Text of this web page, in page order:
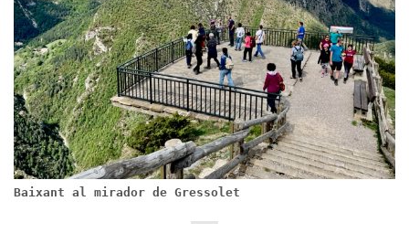
Baixant al mirador de Gressolet